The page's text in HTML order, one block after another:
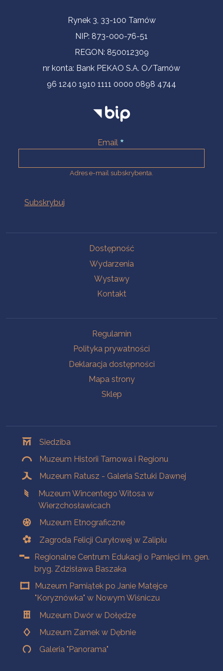
Informacje kontaktoweRynek 3, 33-100 Tarnów
NIP: 873-000-76-51
REGON: 850012309
nr konta: Bank PEKAO S.A. O/Tarnów
96 1240 1910 1111 0000 0898 4744
Email
Adres e-mail subskrybenta.
Dostępność
Wydarzenia
Wystawy
Kontakt
Regulamin
Polityka prywatności
Deklaracja dostępności
Mapa strony
Sklep
Siedziba
Muzeum Historii Tarnowa i Regionu
Muzeum Ratusz - Galeria Sztuki Dawnej
Muzeum Wincentego Witosa w
Wierzchosławicach
Muzeum Etnograficzne
Zagroda Felicji Curyłowej w Zalipiu
Regionalne Centrum Edukacji o Pamięci im. gen.
bryg. Zdzisława Baszaka
Muzeum Pamiątek po Janie Matejce
"Koryznówka" w Nowym Wiśniczu
Muzeum Dwór w Dołędze
Muzeum Zamek w Dębnie
Galeria "Panorama"